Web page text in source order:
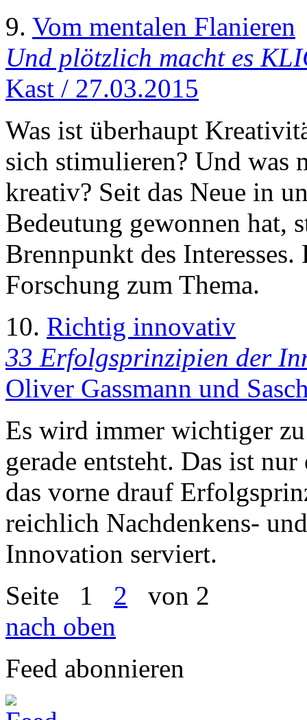
9. Vom mentalen Flanieren
Und plötzlich macht es
Kast / 27.03.2015
Was ist überhaupt
sich stimulieren? Und was
kreativ? Seit das Neue in
Bedeutung gewonnen hat,
Brennpunkt des
Forschung zum Thema.
10. Richtig innovativ
33 Erfolgsprinzipien der
Oliver Gassmann und
Es wird immer wichtiger
gerade entsteht. Das ist
das vorne drauf
reichlich Nachdenkens-
Innovation serviert.
Seite 1 2 von 2
nach oben
Feed abonnieren